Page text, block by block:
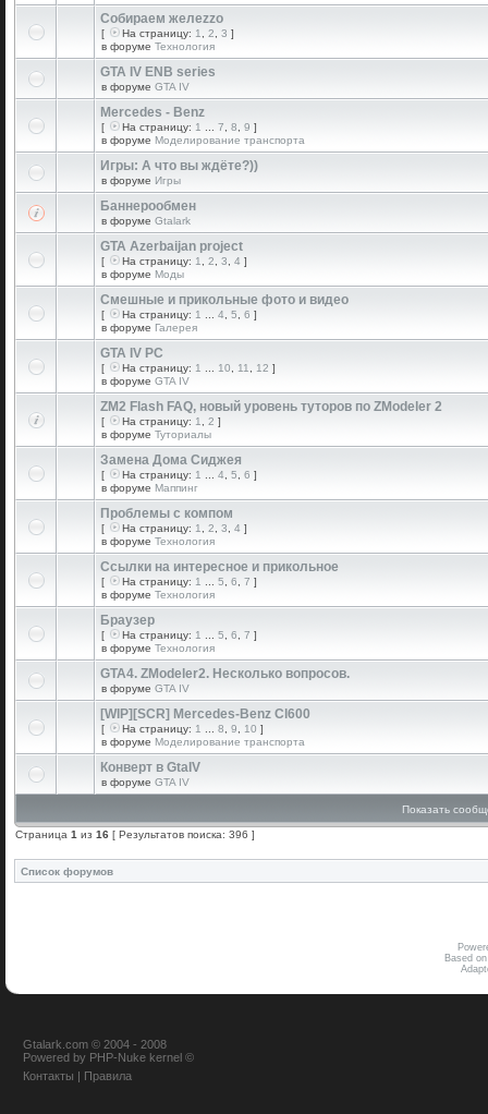
Собираем желеzzо
[ На страницу: 1 2 3 ]
в форуме Технология
GTA IV ENB series
в форуме GTA IV
Mercedes - Benz
[ На страницу: 1 7 8 9 ]
в форуме Моделирование транспорта
Игры: А что вы ждёте?))
в форуме Игры
Баннерообмен
в форуме Gtalark
GTA Azerbaijan project
[ На страницу: 1 2 3 4 ]
в форуме Моды
Смешные и прикольные фото и видео
[ На страницу: 1 4 5 6 ]
в форуме Галерея
GTA IV PC
[ На страницу: 1 10 11 12 ]
в форуме GTA IV
ZM2 Flash FAQ, новый уровень туторов по ZModeler 2
[ На страницу: 1 2 ]
в форуме Туториалы
Замена Дома Сиджея
[ На страницу: 1 4 5 6 ]
в форуме Маппинг
Проблемы с компом
[ На страницу: 1 2 3 4 ]
в форуме Технология
Ссылки на интересное и прикольное
[ На страницу: 1 5 6 7 ]
в форуме Технология
Браузер
[ На страницу: 1 5 6 7 ]
в форуме Технология
GTA4. ZModeler2. Несколько вопросов.
в форуме GTA IV
[WIP][SCR] Mercedes-Benz Cl600
[ На страницу: 1 8 9 10 ]
в форуме Моделирование транспорта
Конверт в GtaIV
в форуме GTA IV
Показать
Страница 1 из 16 [ Результатов поиска: 396 ]
Список форумов
Based
Gtalark.com © 2004 - 2008
Powered by PHP-Nuke kernel ©
Контакты | Правила